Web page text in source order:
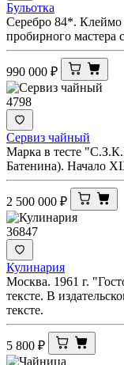
Бульотка
Серебро 84*.
пробирного
990 000 ₽
4798
Сервиз чайный
Марка в тесте
Батенина). Начало
2 500 000 ₽
36847
Кулинария
Москва. 1961 г.
тексте. В
тексте.
5 800 ₽